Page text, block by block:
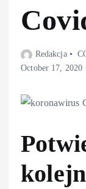
Redakcja
October 17, 2020